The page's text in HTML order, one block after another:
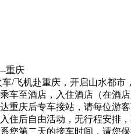
重庆
/飞机赴重庆，开启山水都市
车至酒店，入住酒店（在酒
达重庆后专车接站，请每位游
住后自由活动，无行程安排
您第二天的接车时间，请您保